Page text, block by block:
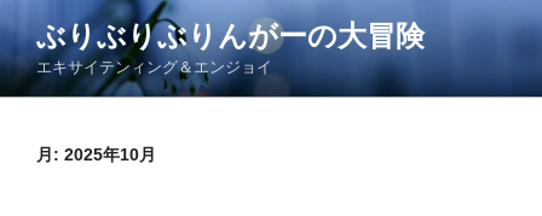
テ
ン
ぶりぶりぶりんがーの大冒険
エキサイテンィング＆エンジョイ
月: 2025年10月